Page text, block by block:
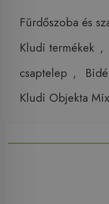
Fürdőszoba és
Kludi termékek ,
csaptelep ,
Kludi Objekta